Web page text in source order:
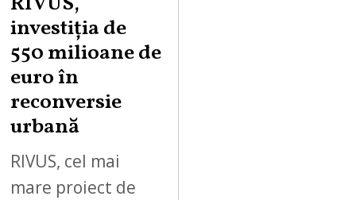
investiția de
550 milioane de
euro în
reconversie
urbană
RIVUS, cel mai
mare proiect de